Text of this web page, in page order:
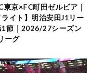
東京×FC町田ゼルビア｜
イト】明治安田J1リー
1節｜2026/27シーズン
ーグ